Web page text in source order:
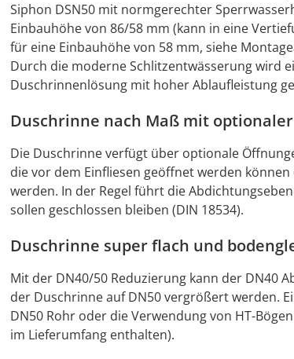
Siphon DSN50 mit normgerechter
Einbauhöhe von 86/58 mm (kann in eine
für eine Einbauhöhe von 58 mm, siehe
Durch die moderne Schlitzentwässerung wird
Duschrinnenlösung mit hoher Ablaufleistung
Duschrinne nach Maß mit
Die Duschrinne verfügt über optionale
die vor dem Einfliesen geöffnet werden
werden. In der Regel führt die
sollen geschlossen bleiben (DIN 18534).
Duschrinne super flach und
Mit der DN40/50 Reduzierung kann der DN40
der Duschrinne auf DN50 vergrößert werden.
DN50 Rohr oder die Verwendung von HT-
im Lieferumfang enthalten).